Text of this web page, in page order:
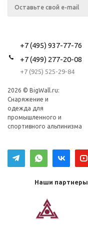
+7 (495) 937-77-76
+7 (499) 277-20-08
+7 (925) 525-29-84
2026 © BigWall.ru:
Снаряжение и
одежда для
промышленного и
спортивного альпинизма
Наши партнеры